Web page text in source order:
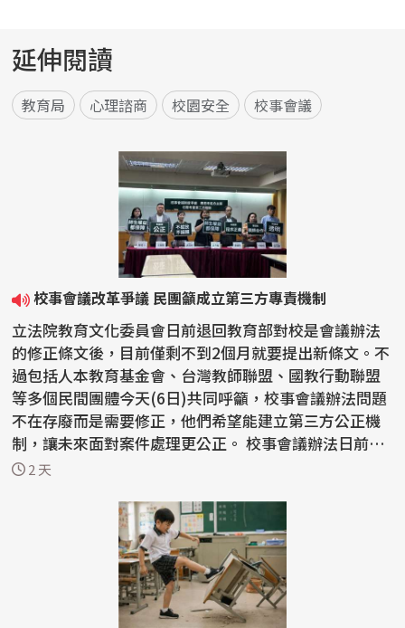
延伸閱讀
教育局 心理諮商 校園安全 校事會議
校事會議改革爭議 民團籲成立第三方專責機制
立法院教育文化委員會日前退回教育部對校是會議辦法
的修正條文後，目前僅剩不到2個月就要提出新條文。不
過包括人本教育基金會、台灣教師聯盟、國教行動聯盟
等多個民間團體今天(6日)共同呼籲，校事會議辦法問題
不在存廢而是需要修正，他們希望能建立第三方公正機
制，讓未來面對案件處理更公正。 校事會議辦法日前遭
到...2 天